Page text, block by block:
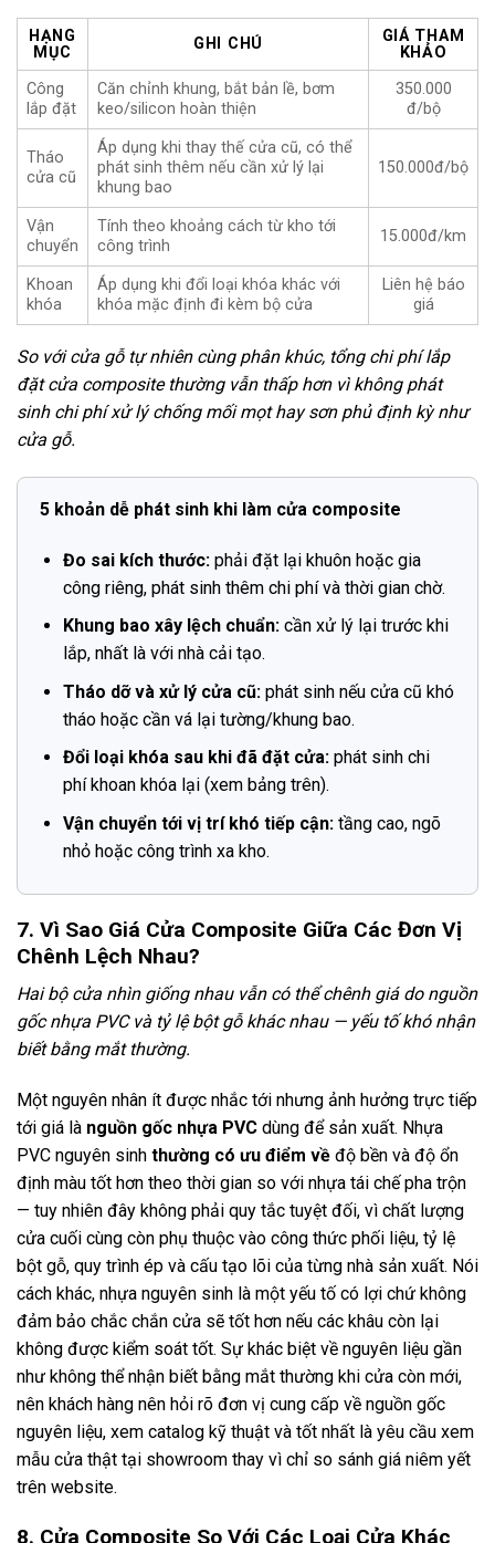
HẠNG
MỤC
GHI CHÚ
GIÁ THAM
KHẢO
Công
lắp đặt
Căn chỉnh khung, bắt bản lề, bơm
keo/silicon hoàn thiện
350.000
đ/bộ
Tháo
cửa cũ
Áp dụng khi thay thế cửa cũ, có thể
phát sinh thêm nếu cần xử lý lại
khung bao
150.000đ/bộ
Vận
chuyển
Tính theo khoảng cách từ kho tới
công trình
15.000đ/km
Khoan
khóa
Áp dụng khi đổi loại khóa khác với
khóa mặc định đi kèm bộ cửa
Liên hệ báo
giá
So với cửa gỗ tự nhiên cùng phân khúc, tổng chi phí lắp
đặt cửa composite thường vẫn thấp hơn vì không phát
sinh chi phí xử lý chống mối mọt hay sơn phủ định kỳ như
cửa gỗ.
5 khoản dễ phát sinh khi làm cửa composite
Đo sai kích thước:phải đặt lại khuôn hoặc gia
công riêng, phát sinh thêm chi phí và thời gian chờ.
Khung bao xây lệch chuẩn:cần xử lý lại trước khi
lắp, nhất là với nhà cải tạo.
Tháo dỡ và xử lý cửa cũ:phát sinh nếu cửa cũ khó
tháo hoặc cần vá lại tường/khung bao.
Đổi loại khóa sau khi đã đặt cửa:phát sinh chi
phí khoan khóa lại (xem bảng trên).
Vận chuyển tới vị trí khó tiếp cận:tầng cao, ngõ
nhỏ hoặc công trình xa kho.
7. Vì Sao Giá Cửa Composite Giữa Các Đơn Vị
Chênh Lệch Nhau?
Hai bộ cửa nhìn giống nhau vẫn có thể chênh giá do nguồn
gốc nhựa PVC và tỷ lệ bột gỗ khác nhau — yếu tố khó nhận
biết bằng mắt thường.
Một nguyên nhân ít được nhắc tới nhưng ảnh hưởng trực tiếp
tới giá là nguồn gốc nhựa PVC dùng để sản xuất. Nhựa
PVC nguyên sinh thường có ưu điểm về độ bền và độ ổn
định màu tốt hơn theo thời gian so với nhựa tái chế pha trộn
— tuy nhiên đây không phải quy tắc tuyệt đối, vì chất lượng
cửa cuối cùng còn phụ thuộc vào công thức phối liệu, tỷ lệ
bột gỗ, quy trình ép và cấu tạo lõi của từng nhà sản xuất. Nói
cách khác, nhựa nguyên sinh là một yếu tố có lợi chứ không
đảm bảo chắc chắn cửa sẽ tốt hơn nếu các khâu còn lại
không được kiểm soát tốt. Sự khác biệt về nguyên liệu gần
như không thể nhận biết bằng mắt thường khi cửa còn mới,
nên khách hàng nên hỏi rõ đơn vị cung cấp về nguồn gốc
nguyên liệu, xem catalog kỹ thuật và tốt nhất là yêu cầu xem
mẫu cửa thật tại showroom thay vì chỉ so sánh giá niêm yết
trên website.
8. Cửa Composite So Với Các Loại Cửa Khác